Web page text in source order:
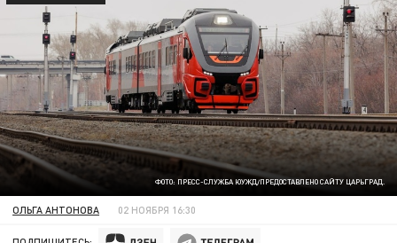
ФОТО: ПРЕСС-СЛУЖБА ЮУЖД/ПРЕДОСТАВЛЕНО САЙТУ ЦАРЬГРАД.
ОЛЬГА АНТОНОВА 02 НОЯБРЯ 16:30